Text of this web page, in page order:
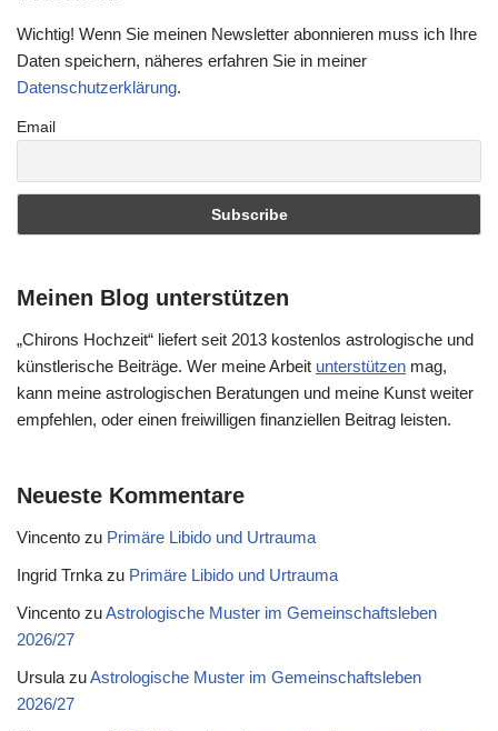
Wichtig! Wenn Sie meinen Newsletter abonnieren muss ich Ihre
Daten speichern, näheres erfahren Sie in meiner
Datenschutzerklärung.
Email
Meinen Blog unterstützen
„Chirons Hochzeit“ liefert seit 2013 kostenlos astrologische und
künstlerische Beiträge. Wer meine Arbeit unterstützen mag,
kann meine astrologischen Beratungen und meine Kunst weiter
empfehlen, oder einen freiwilligen finanziellen Beitrag leisten.
Neueste Kommentare
Vincento zu Primäre Libido und Urtrauma
Ingrid Trnka zu Primäre Libido und Urtrauma
Vincento zuAstrologische Muster im Gemeinschaftsleben
2026/27
Ursula zuAstrologische Muster im Gemeinschaftsleben
2026/27